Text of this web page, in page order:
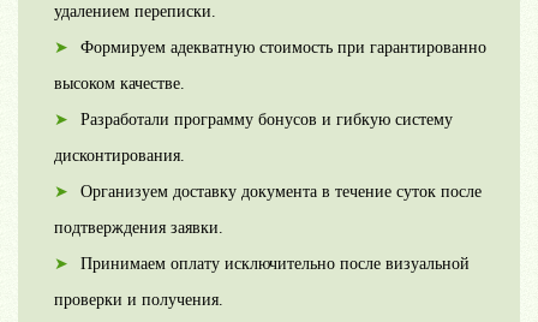
удалением переписки.
Формируем адекватную стоимость при гарантированно
высоком качестве.
Разработали программу бонусов и гибкую систему
дисконтирования.
Организуем доставку документа в течение суток после
подтверждения заявки.
Принимаем оплату исключительно после визуальной
проверки и получения.